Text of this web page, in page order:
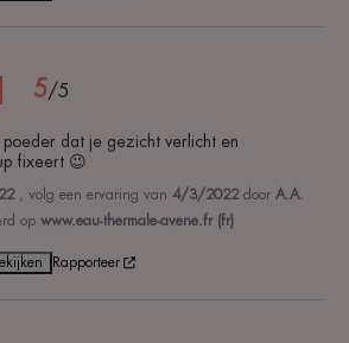
5/5
poeder dat je gezicht verlicht en
fixeert 😉
, volg een ervaring van 4/3/2022 door A.A.
op www.eau-thermale-avene.fr (fr)
Rapporteer